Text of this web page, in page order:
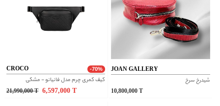
CROCO -70%
کیف کمری چرم مدل فانیانو - مشکی
21,990,000 T 6,597,000
JOAN GALLERY
شیدرخ سرخ
10,800,000